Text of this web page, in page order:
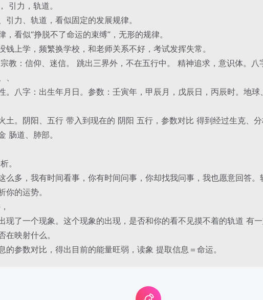
引力，轨道。
引力、轨道，看似固定的发展规律。
，看似“挣脱不了命运的束缚”，无形的规律。
钱上学，频繁换学校，和老师关系不好，考试发挥失常。
教：信仰、迷信。 跳出三界外，不在五行中。 精神追求，意识体。八
。八字：出生年月日。参数：壬寅年，甲辰月，戊辰日，丙辰时。地
土。阴阳、五行 带入到现在的 阴阳 五行，参数对比 得到经过生克、分
肠道、肺部。
。
么多，我有时间看事，你有时间问事，你却找我问事，我也愿意回答
你的运势。
现了一个现象。这个现象的出现，是否和你的看不见摸不着的轨道 有
在映射什么。
的参数对比，得出目前的能量旺弱，读象 提取信息＝命运。